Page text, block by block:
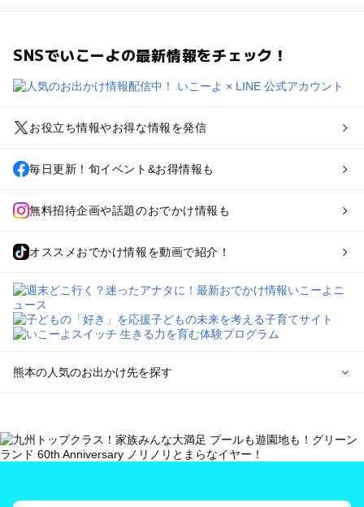
SNSでいこーよの最新情報をチェック！
お役立ち情報やお得な情報を発信
毎日更新！旬イベント&お得情報も
無料招待企画や話題のおでかけ情報も
オススメおでかけ情報を動画で紹介！
熊本の人気のお出かけ先を探す
を探す
熊本市周辺のプールお出かけ
天草のプールお出かけ